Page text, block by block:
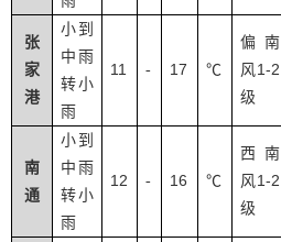
张
家
港
小到
中雨
转小
雨
11 - 17 ℃
偏南
风1-2
级
南
通
小到
中雨
转小
雨
12 - 16 ℃
西南
风1-2
级